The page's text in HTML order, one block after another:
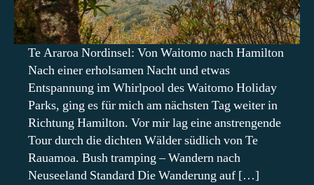
Te Araroa Nordinsel: Von Waitomo nach Hamilton
Nach einer erholsamen Nacht und etwas
Entspannung im Whirlpool des Waitomo Holiday
Parks, ging es für mich am nächsten Tag weiter in
Richtung Hamilton. Vor mir lag eine anstrengende
Tour durch die dichten Wälder südlich von Te
Rauamoa. Bush tramping – Wandern nach
Neuseeland Standard Die Wanderung auf […]